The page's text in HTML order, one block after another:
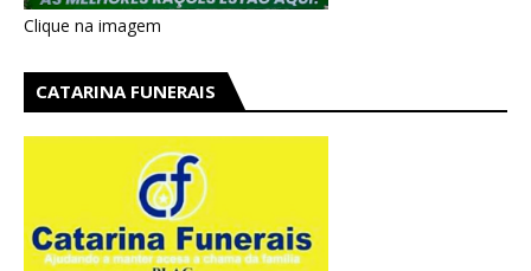
Clique na imagem
CATARINA FUNERAIS